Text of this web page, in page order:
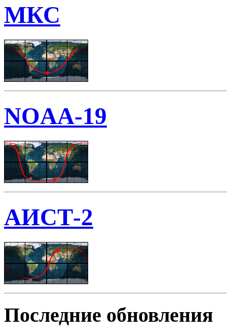
МКС
NOAA-19
АИСТ-2
Последние обновления